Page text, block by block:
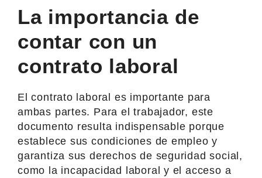
La importancia de
contar con un
contrato laboral
El contrato laboral es importante para
ambas partes. Para el trabajador, este
documento resulta indispensable porque
establece sus condiciones de empleo y
garantiza sus derechos de seguridad social,
como la incapacidad laboral y el acceso a